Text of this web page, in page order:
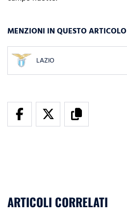
MENZIONI IN QUESTO ARTICOLO
LAZIO
ARTICOLI CORRELATI